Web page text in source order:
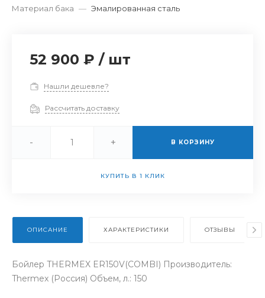
Материал бака — Эмалированная сталь
52 900 ₽ / шт
Нашли дешевле?
Рассчитать доставку
- + В КОРЗИНУ
КУПИТЬ В 1 КЛИК
ОПИСАНИЕ ХАРАКТЕРИСТИКИ ОТЗЫВЫ
Бойлер THERMEX ER150V(COMBI) Производитель:
Thermex (Россия) Объем, л.: 150